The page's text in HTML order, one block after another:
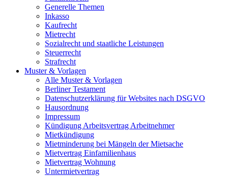
Generelle Themen
Inkasso
Kaufrecht
Mietrecht
Sozialrecht und staatliche Leistungen
Steuerrecht
Strafrecht
Muster & Vorlagen
Alle Muster & Vorlagen
Berliner Testament
Datenschutzerklärung für Websites nach DSGVO
Hausordnung
Impressum
Kündigung Arbeitsvertrag Arbeitnehmer
Mietkündigung
Mietminderung bei Mängeln der Mietsache
Mietvertrag Einfamilienhaus
Mietvertrag Wohnung
Untermietvertrag